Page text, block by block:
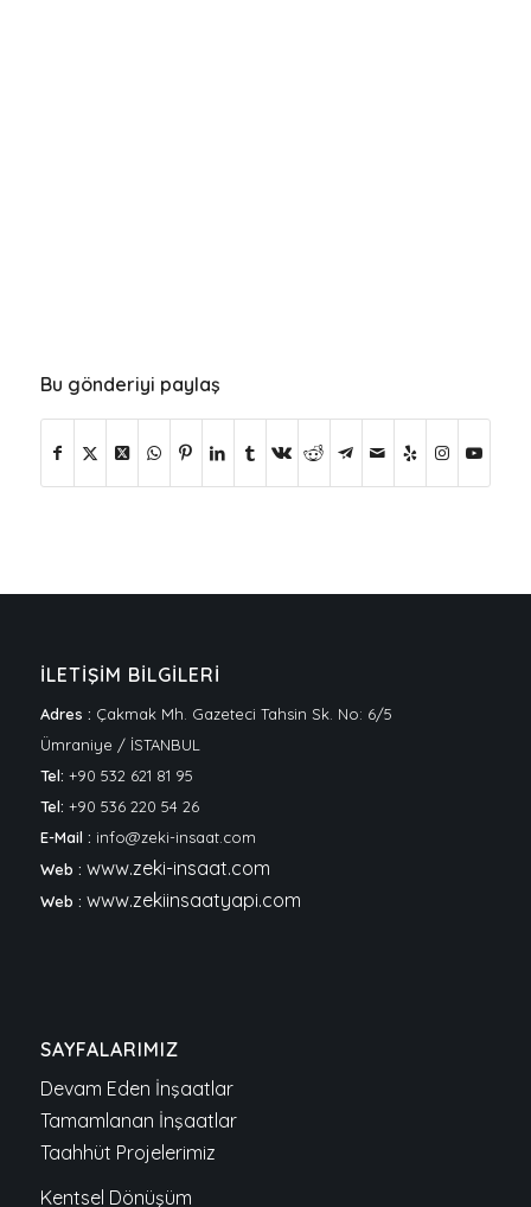
Bu gönderiyi paylaş
İLETİŞİM BİLGİLERİ
Adres : Çakmak Mh. Gazeteci Tahsin Sk. No: 6/5
Ümraniye / İSTANBUL
Tel: +90 532 621 81 95
Tel: +90 536 220 54 26
E-Mail : info@zeki-insaat.com
Web : www.zeki-insaat.com
Web : www.zekiinsaatyapi.com
SAYFALARIMIZ
Devam Eden İnşaatlar
Tamamlanan İnşaatlar
Taahhüt Projelerimiz
Kentsel Dönüşüm